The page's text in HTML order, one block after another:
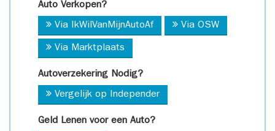
Auto Verkopen?
Via IkWilVanMijnAutoAf Via OSW
Via Marktplaats
Autoverzekering Nodig?
Vergelijk op Independer
Geld Lenen voor een Auto?